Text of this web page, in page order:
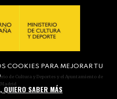
de Cultura y Deportes y el Ayuntamiento de
Madrid
COOKIES PARA MEJORAR TU
QUIERO SABER MÁS